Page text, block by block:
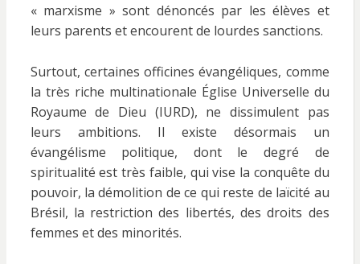
« marxisme » sont dénoncés par les élèves et
leurs parents et encourent de lourdes sanctions.
Surtout, certaines officines évangéliques, comme
la très riche multinationale Église Universelle du
Royaume de Dieu (IURD), ne dissimulent pas
leurs ambitions. Il existe désormais un
évangélisme politique, dont le degré de
spiritualité est très faible, qui vise la conquête du
pouvoir, la démolition de ce qui reste de laïcité au
Brésil, la restriction des libertés, des droits des
femmes et des minorités.